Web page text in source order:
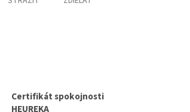
Certifikát spokojnosti
HEUREKA